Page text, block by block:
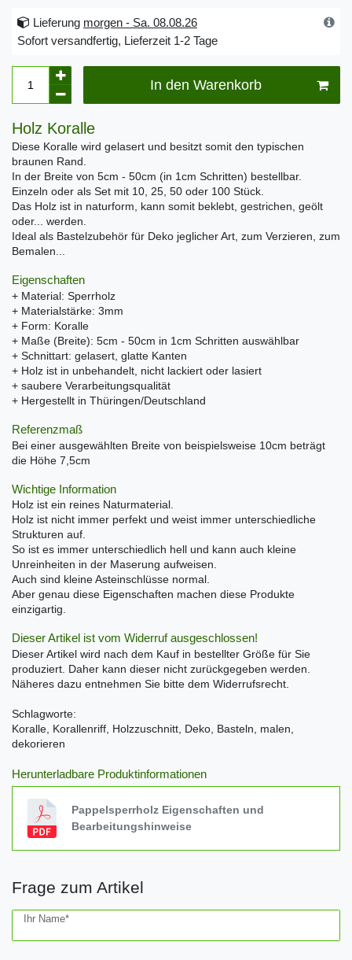
Lieferung morgen - Sa. 08.08.26
Sofort versandfertig, Lieferzeit 1-2 Tage
In den Warenkorb
Holz Koralle
Diese Koralle wird gelasert und besitzt somit den typischen
braunen Rand.
In der Breite von 5cm - 50cm (in 1cm Schritten) bestellbar.
Einzeln oder als Set mit 10, 25, 50 oder 100 Stück.
Das Holz ist in naturform, kann somit beklebt, gestrichen, geölt
oder... werden.
Ideal als Bastelzubehör für Deko jeglicher Art, zum Verzieren, zum
Bemalen...
Eigenschaften
+ Material: Sperrholz
+ Materialstärke: 3mm
+ Form: Koralle
+ Maße (Breite): 5cm - 50cm in 1cm Schritten auswählbar
+ Schnittart: gelasert, glatte Kanten
+ Holz ist in unbehandelt, nicht lackiert oder lasiert
+ saubere Verarbeitungsqualität
+ Hergestellt in Thüringen/Deutschland
Referenzmaß
Bei einer ausgewählten Breite von beispielsweise 10cm beträgt
die Höhe 7,5cm
Wichtige Information
Holz ist ein reines Naturmaterial.
Holz ist nicht immer perfekt und weist immer unterschiedliche
Strukturen auf.
So ist es immer unterschiedlich hell und kann auch kleine
Unreinheiten in der Maserung aufweisen.
Auch sind kleine Asteinschlüsse normal.
Aber genau diese Eigenschaften machen diese Produkte
einzigartig.
Dieser Artikel ist vom Widerruf ausgeschlossen!
Dieser Artikel wird nach dem Kauf in bestellter Größe für Sie
produziert. Daher kann dieser nicht zurückgegeben werden.
Näheres dazu entnehmen Sie bitte dem Widerrufsrecht.
Schlagworte:
Koralle, Korallenriff, Holzzuschnitt, Deko, Basteln, malen,
dekorieren
Herunterladbare Produktinformationen
Pappelsperrholz Eigenschaften und
Bearbeitungshinweise
Frage zum Artikel
Ihr Name*
Ceres::Template.mailFormHoneypotLabel